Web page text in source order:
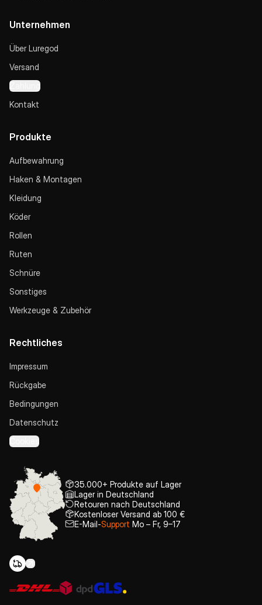
Unternehmen
Über Luregod
Versand
Zahlung
Kontakt
Produkte
Aufbewahrung
Haken & Montagen
Kleidung
Köder
Rollen
Ruten
Schnüre
Sonstiges
Werkzeuge & Zubehör
Rechtliches
Impressum
Rückgabe
Bedingungen
Datenschutz
Cookies
35.000+ Produkte auf Lager
Lager in Deutschland
Retouren nach Deutschland
Kostenloser Versand ab 100 €
E-Mail-Support Mo – Fr, 9–17